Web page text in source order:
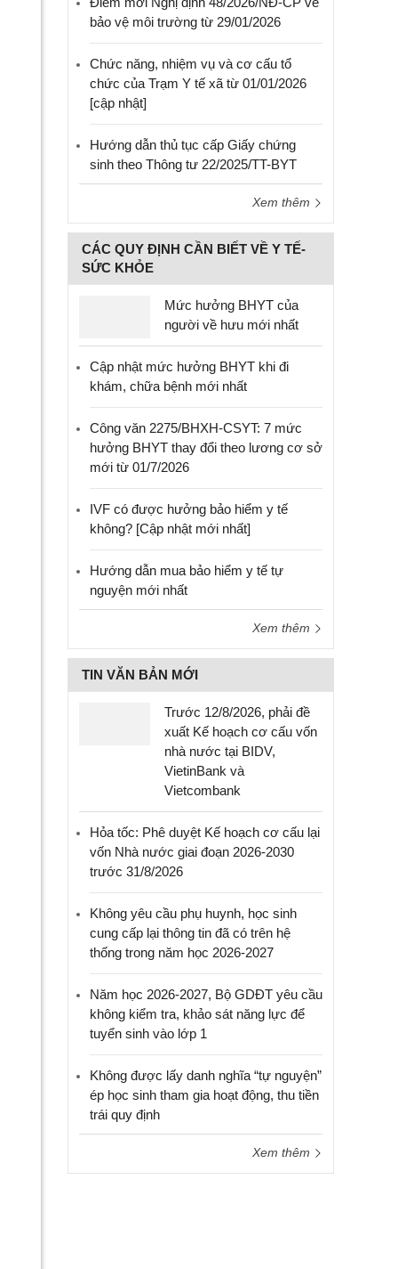
bảo vệ môi trường từ 29/01/2026
Chức năng, nhiệm vụ và cơ cấu tổ
chức của Trạm Y tế xã từ 01/01/2026
[cập nhật]
Hướng dẫn thủ tục cấp Giấy chứng
sinh theo Thông tư 22/2025/TT-BYT
Xem thêm
CÁC QUY ĐỊNH CẦN BIẾT VỀ Y TẾ-
SỨC KHỎE
Mức hưởng BHYT của
người về hưu mới nhất
Cập nhật mức hưởng BHYT khi đi
khám, chữa bệnh mới nhất
Công văn 2275/BHXH-CSYT: 7 mức
hưởng BHYT thay đổi theo lương cơ sở
mới từ 01/7/2026
IVF có được hưởng bảo hiểm y tế
không? [Cập nhật mới nhất]
Hướng dẫn mua bảo hiểm y tế tự
nguyện mới nhất
Xem thêm
TIN VĂN BẢN MỚI
Trước 12/8/2026, phải đề
xuất Kế hoạch cơ cấu vốn
nhà nước tại BIDV,
VietinBank và
Vietcombank
Hỏa tốc: Phê duyệt Kế hoạch cơ cấu lại
vốn Nhà nước giai đoạn 2026-2030
trước 31/8/2026
Không yêu cầu phụ huynh, học sinh
cung cấp lại thông tin đã có trên hệ
thống trong năm học 2026-2027
Năm học 2026-2027, Bộ GDĐT yêu cầu
không kiểm tra, khảo sát năng lực để
tuyển sinh vào lớp 1
Không được lấy danh nghĩa “tự nguyện”
ép học sinh tham gia hoạt động, thu tiền
trái quy định
Xem thêm